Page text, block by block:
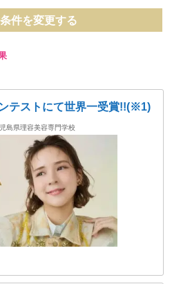
件を変更する
テストにて世界一受賞!!(※1)
島県理容美容専門学校